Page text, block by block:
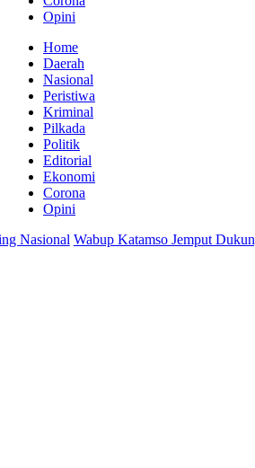
Opini
Home
Daerah
Nasional
Peristiwa
Kriminal
Pilkada
Politik
Editorial
Ekonomi
Corona
Opini
Wabup Katamso Jemput Dukungan